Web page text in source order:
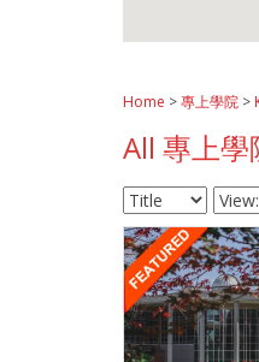
Home >專上學院 >
All 專上學